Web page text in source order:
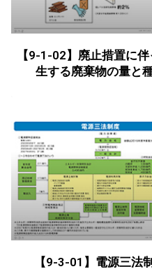
【9-1-02】廃止措置に
生する廃棄物の量と
【9-3-01】電源三法